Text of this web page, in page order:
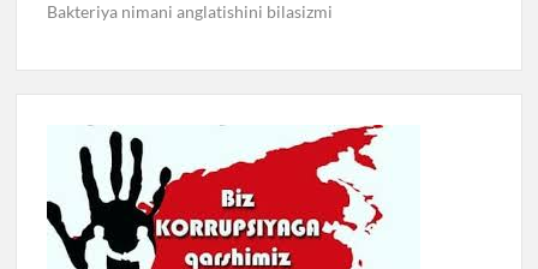
Bakteriya nimani anglatishini bilasizmi